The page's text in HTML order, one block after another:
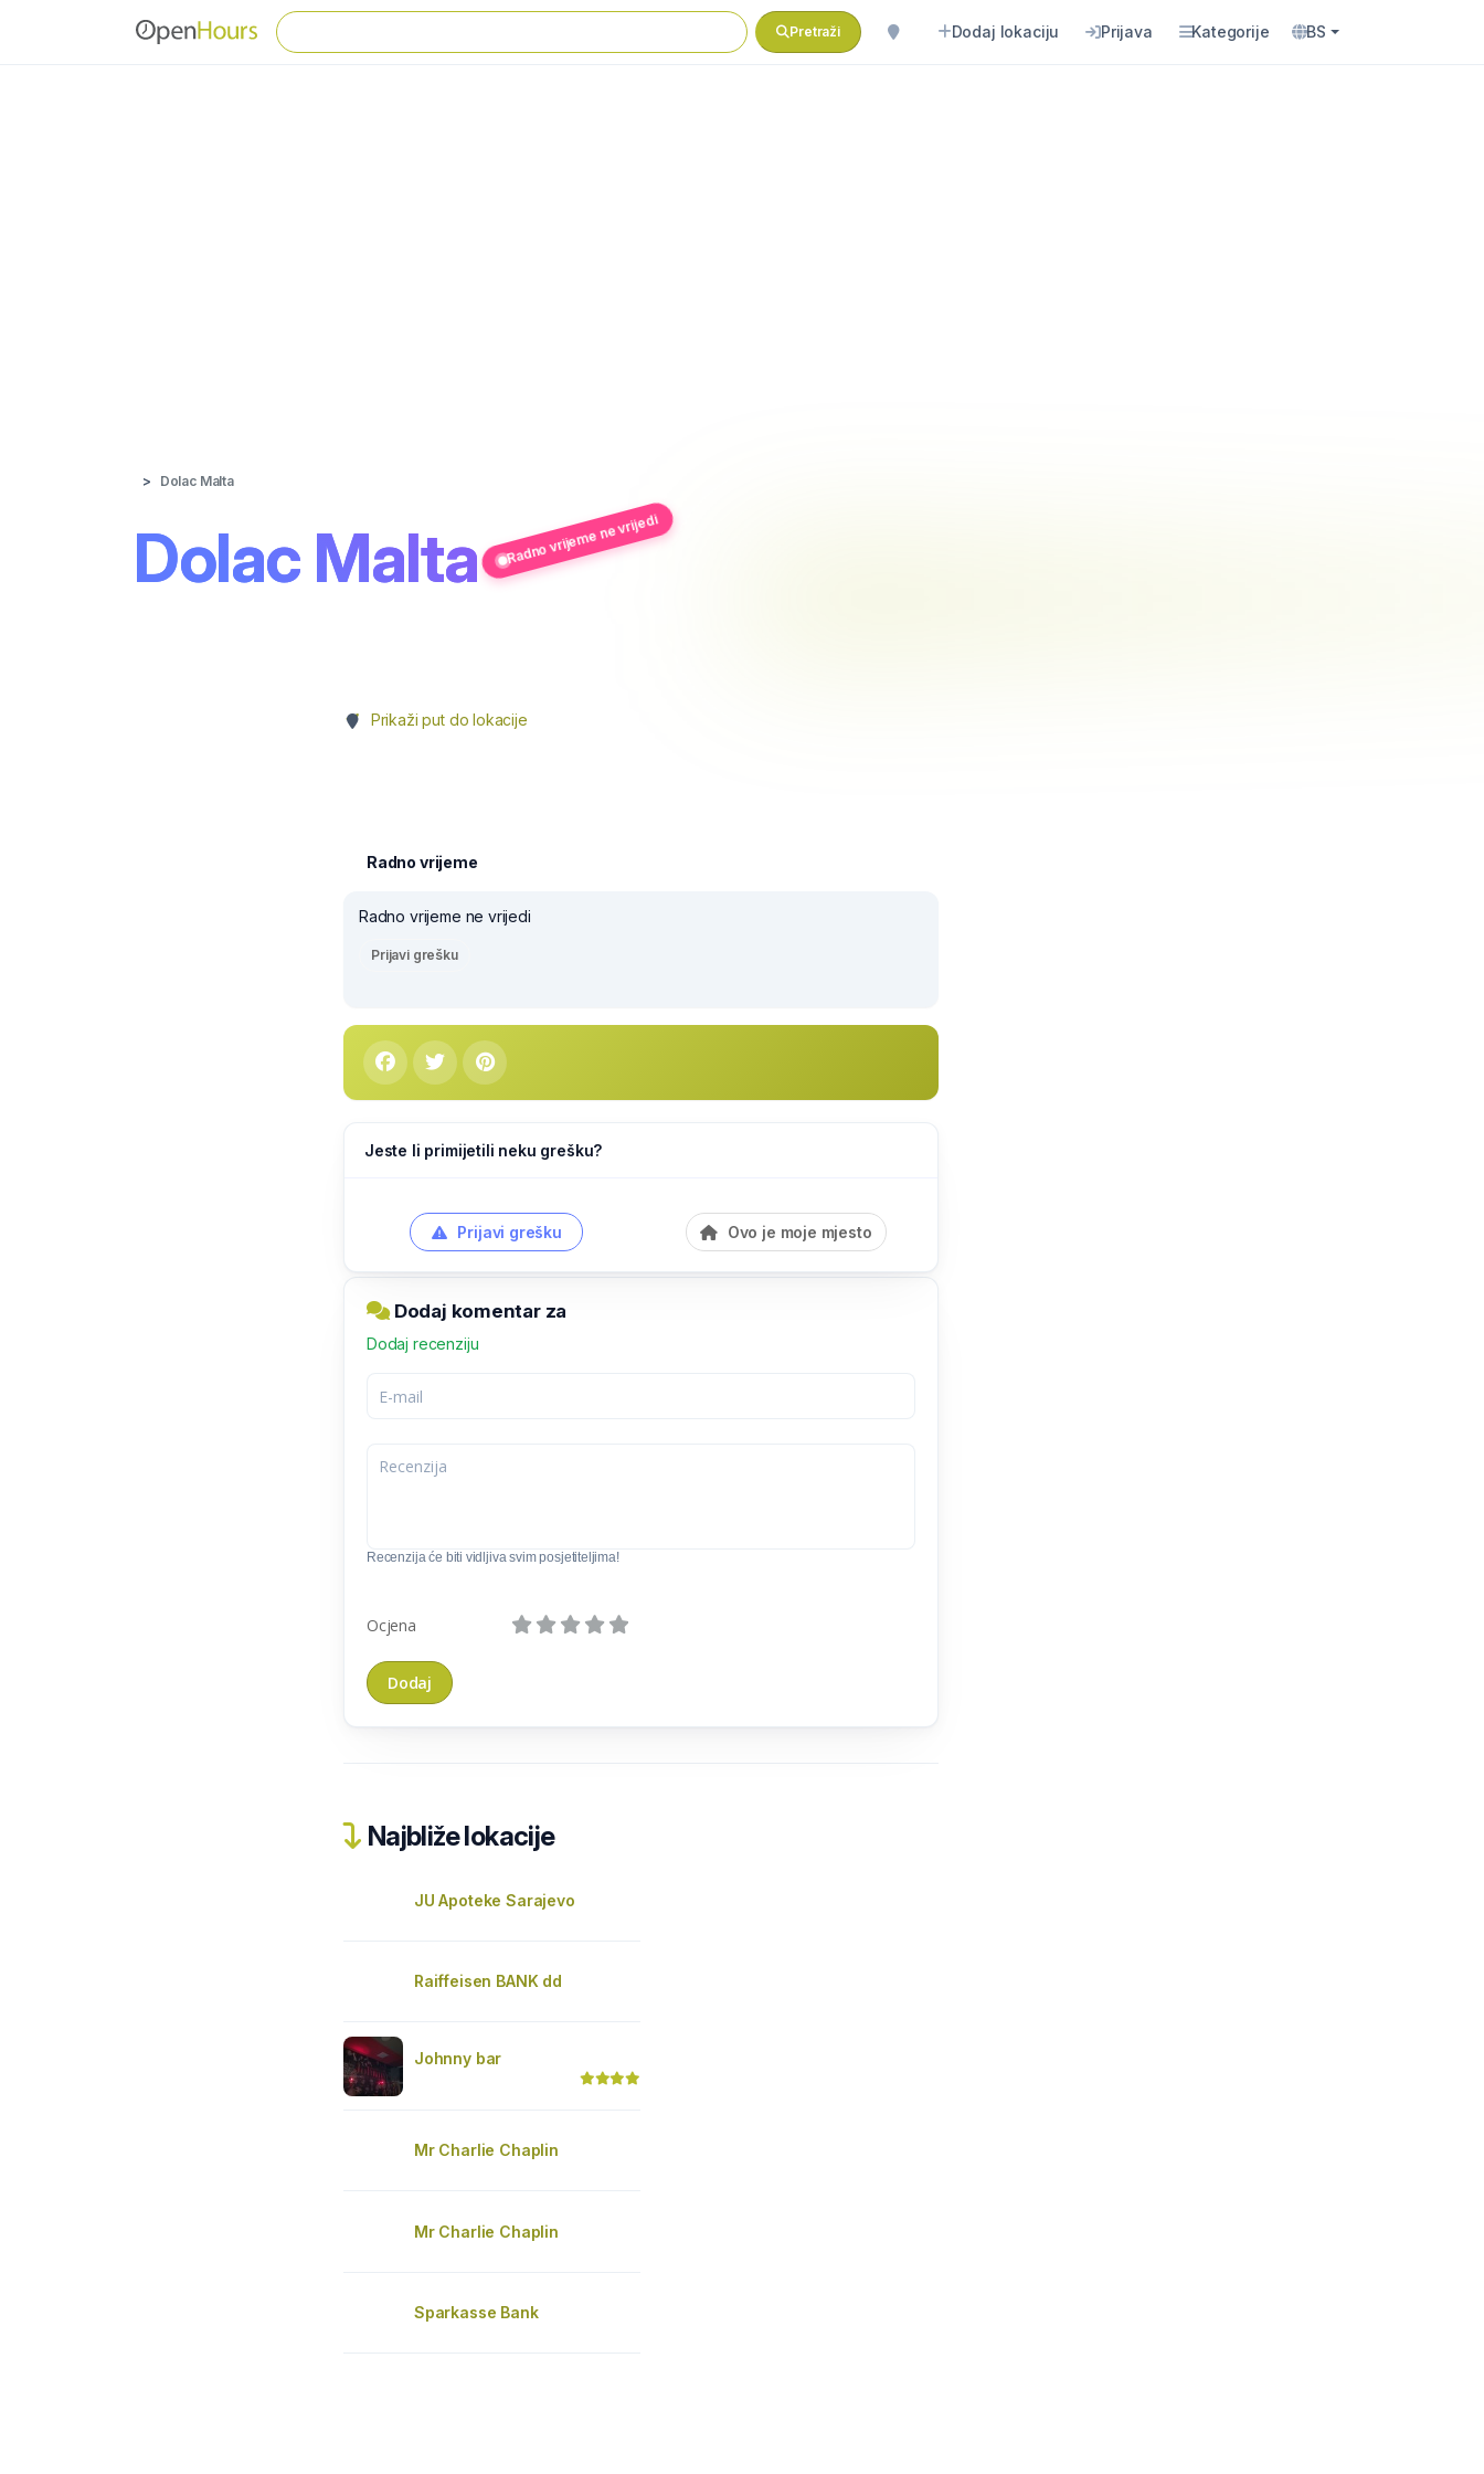
Pretraži Dodaj lokaciju Prijava Kategorije BS
Dolac Malta
Dolac Malta Radno vrijeme ne vrijedi
Prikaži put do lokacije
Radno vrijeme
Radno vrijeme ne vrijedi
Prijavi grešku
Jeste li primijetili neku grešku?
Prijavi grešku Ovo je moje mjesto
Dodaj komentar za
Dodaj recenziju
Recenzija će biti vidljiva svim posjetiteljima!
Ocjena
Najbliže lokacije
JU Apoteke Sarajevo
Raiffeisen BANK dd
Johnny bar
Mr Charlie Chaplin
Mr Charlie Chaplin
Sparkasse Bank